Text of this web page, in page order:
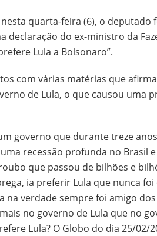
quarta-feira (6), o deputado
declaração do ex-ministro da
Lula a Bolsonaro”.
com várias matérias que
de Lula, o que causou uma
governo que durante treze
recessão profunda no Brasil
que passou de bilhões e
ia preferir Lula que nunca foi
na verdade sempre foi amigo
no governo de Lula que no
Lula? O Globo do dia 25/02/